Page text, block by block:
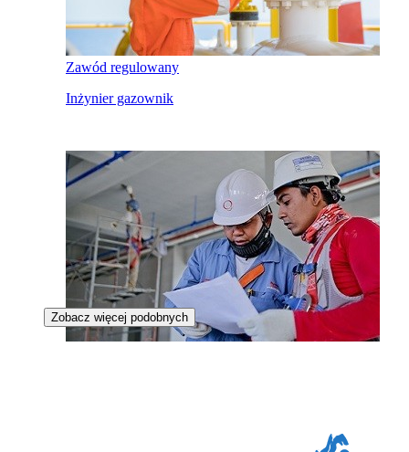
Zawód regulowany
Inżynier gazownik
Zobacz więcej podobnych